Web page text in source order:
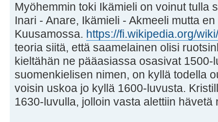
Myöhemmin toki Ikämieli on voinut tulla
Inari - Anare, Ikämieli - Akmeeli mutta
Kuusamossa. https://fi.wikipedia.org/
teoria siitä, että saamelainen olisi
kieltähän ne pääasiassa osasivat
suomenkielisen nimen, on kyllä todella
voisin uskoa jo kyllä 1600-luvusta.
1630-luvulla, jolloin vasta alettiin